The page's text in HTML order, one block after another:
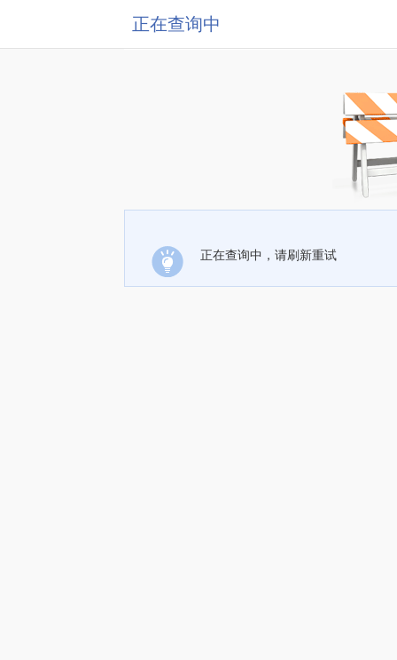
正在查询中
正在查询中，请刷新重试